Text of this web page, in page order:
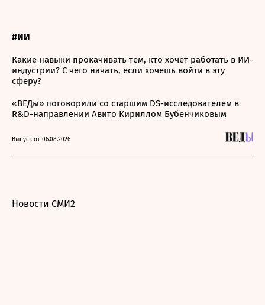
#ИИ
Какие навыки прокачивать тем, кто хочет работать в ИИ-
индустрии? С чего начать, если хочешь войти в эту
сферу?
«ВЕДы» поговорили со старшим DS-исследователем в
R&D-направлении Авито Кириллом Бубенчиковым
Выпуск от 06.08.2026
Новости СМИ2